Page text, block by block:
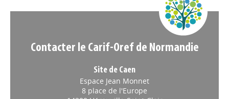
Contacter le Carif-Oref de Normandie
Site de Caen
Espace Jean Monnet
8 place de l'Europe